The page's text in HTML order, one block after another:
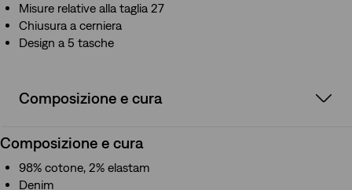
Misure relative alla taglia 27
Chiusura a cerniera
Design a 5 tasche
Composizione e cura
Composizione e cura
98% cotone, 2% elastam
Denim